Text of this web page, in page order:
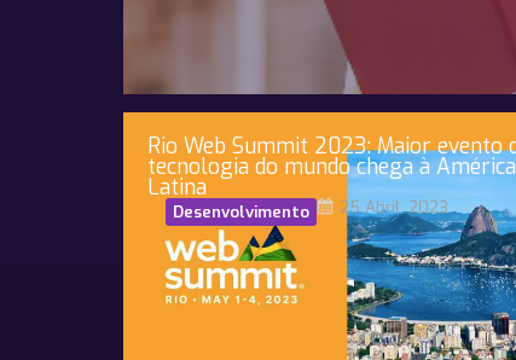
Rio Web Summit 2023: Maior evento
tecnologia do mundo chega à América
Latina
Desenvolvimento 25 Abril, 2023